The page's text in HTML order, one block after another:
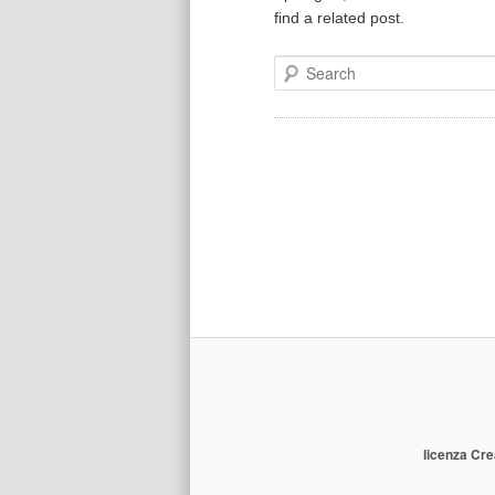
find a related post.
Search
licenza